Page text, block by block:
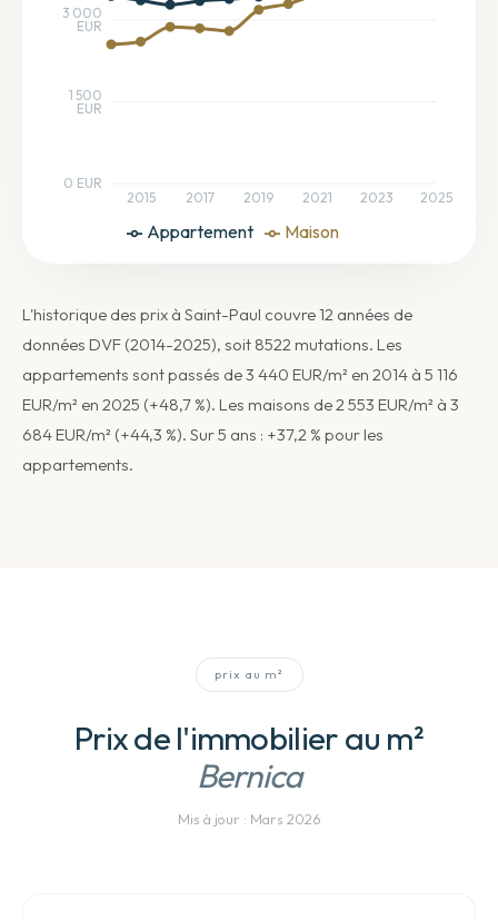
Appartement Maison
2015 2017 2019 2021 2023 2025
0 EUR
1 500
EUR
3 000
EUR
L'historique des prix à Saint-Paul couvre 12 années de
données DVF (2014-2025), soit 8522 mutations. Les
appartements sont passés de 3 440 EUR/m² en 2014 à 5 116
EUR/m² en 2025 (+48,7 %). Les maisons de 2 553 EUR/m² à 3
684 EUR/m² (+44,3 %). Sur 5 ans : +37,2 % pour les
appartements.
prix au m²
Prix de l'immobilier au m²
Bernica
Mis à jour : Mars 2026